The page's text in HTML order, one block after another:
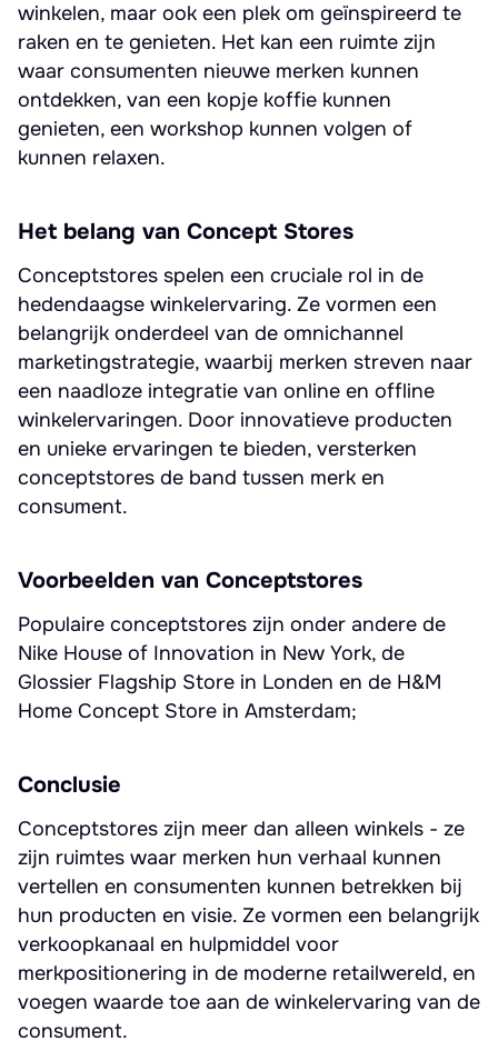
winkelen, maar ook een plek om geïnspireerd te
raken en te genieten. Het kan een ruimte zijn
waar consumenten nieuwe merken kunnen
ontdekken, van een kopje koffie kunnen
genieten, een workshop kunnen volgen of
kunnen relaxen.
Het belang van Concept Stores
Conceptstores spelen een cruciale rol in de
hedendaagse winkelervaring. Ze vormen een
belangrijk onderdeel van de omnichannel
marketingstrategie, waarbij merken streven naar
een naadloze integratie van online en offline
winkelervaringen. Door innovatieve producten
en unieke ervaringen te bieden, versterken
conceptstores de band tussen merk en
consument.
Voorbeelden van Conceptstores
Populaire conceptstores zijn onder andere de
Nike House of Innovation in New York, de
Glossier Flagship Store in Londen en de H&M
Home Concept Store in Amsterdam;
Conclusie
Conceptstores zijn meer dan alleen winkels - ze
zijn ruimtes waar merken hun verhaal kunnen
vertellen en consumenten kunnen betrekken bij
hun producten en visie. Ze vormen een belangrijk
verkoopkanaal en hulpmiddel voor
merkpositionering in de moderne retailwereld, en
voegen waarde toe aan de winkelervaring van de
consument.